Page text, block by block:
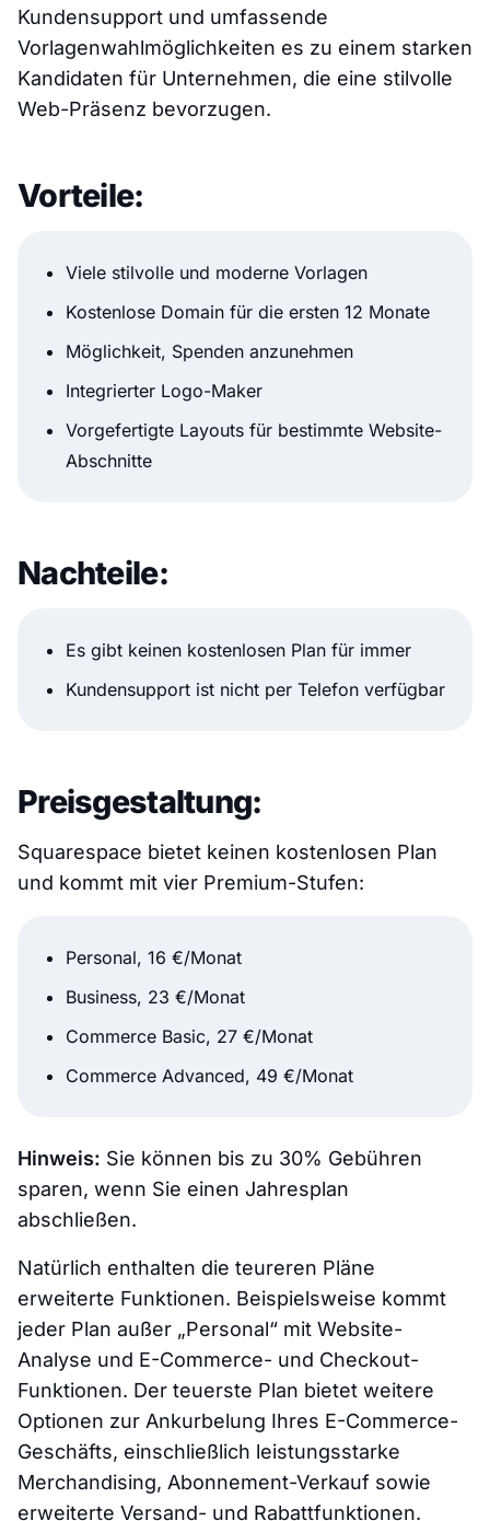
Kundensupport und umfassende
Vorlagenwahlmöglichkeiten es zu einem starken
Kandidaten für Unternehmen, die eine stilvolle
Web-Präsenz bevorzugen.
Vorteile:
Viele stilvolle und moderne Vorlagen
Kostenlose Domain für die ersten 12 Monate
Möglichkeit, Spenden anzunehmen
Integrierter Logo-Maker
Vorgefertigte Layouts für bestimmte Website-
Abschnitte
Nachteile:
Es gibt keinen kostenlosen Plan für immer
Kundensupport ist nicht per Telefon verfügbar
Preisgestaltung:
Squarespace bietet keinen kostenlosen Plan
und kommt mit vier Premium-Stufen:
Personal, 16 €/Monat
Business, 23 €/Monat
Commerce Basic, 27 €/Monat
Commerce Advanced, 49 €/Monat
Hinweis: Sie können bis zu 30% Gebühren
sparen, wenn Sie einen Jahresplan
abschließen.
Natürlich enthalten die teureren Pläne
erweiterte Funktionen. Beispielsweise kommt
jeder Plan außer „Personal“ mit Website-
Analyse und E-Commerce- und Checkout-
Funktionen. Der teuerste Plan bietet weitere
Optionen zur Ankurbelung Ihres E-Commerce-
Geschäfts, einschließlich leistungsstarke
Merchandising, Abonnement-Verkauf sowie
erweiterte Versand- und Rabattfunktionen.